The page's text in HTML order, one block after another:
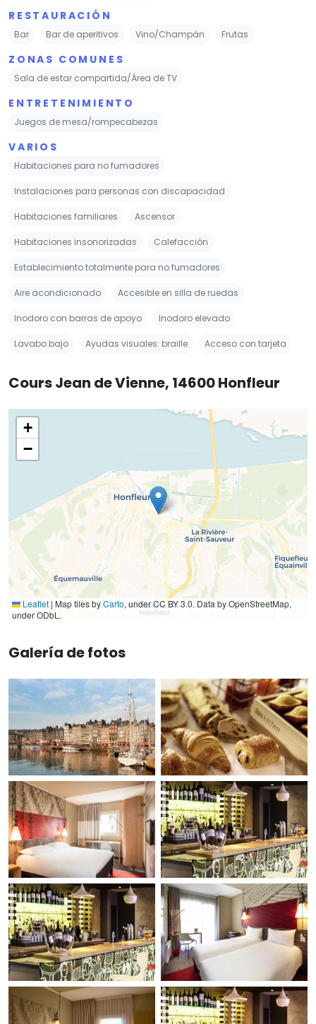
RESTAURACIÓN
Bar Bar de aperitivos Vino/Champán Frutas
ZONAS COMUNES
Sala de estar compartida/Área de TV
ENTRETENIMIENTO
Juegos de mesa/rompecabezas
VARIOS
Habitaciones para no fumadores
Instalaciones para personas con discapacidad
Habitaciones familiares Ascensor
Habitaciones insonorizadas Calefacción
Establecimiento totalmente para no fumadores
Aire acondicionado Accesible en silla de ruedas
Inodoro con barras de apoyo Inodoro elevado
Lavabo bajo Ayudas visuales: braille Acceso con tarjeta
Cours Jean de Vienne, 14600 Honfleur
+
−
Leaflet | Map tiles byCarto, under CC BY 3.0. Data by OpenStreetMap,
under ODbL.
Galería de fotos